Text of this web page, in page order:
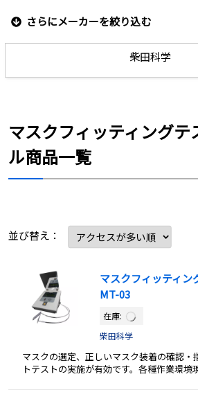
さらにメーカーを絞り込む
柴田科学
マスクフィッティングテ
ル商品一覧
並び替え：
マスクフィッティン
MT-03
在庫:
柴田科学
マスクの選定、正しいマスク装着の確認・
トテストの実施が有効です。各種作業環境